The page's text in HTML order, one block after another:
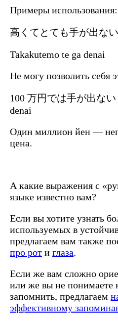
Примеры использования:
高くてとても手が出ない
Takakutemo te ga denai
Не могу позволить себя
100 万円では手が出ない
denai
Один миллион йен —
цена.
А какие выражения с
языке известно вам?
Если вы хотите узнать
используемых в
предлагаем вам также
про рот и глаза.
Если же вам сложно
или же вы не понимаете
запомнить, предлагаем
эффективному